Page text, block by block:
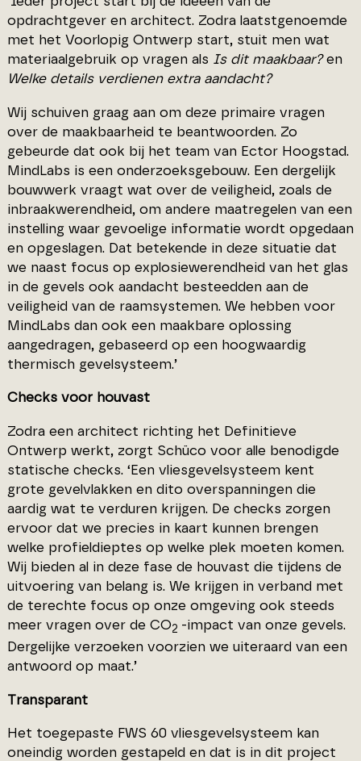
opdrachtgever en architect. Zodra laatstgenoemde
met het Voorlopig Ontwerp start, stuit men wat
materiaalgebruik op vragen als Is dit maakbaar?en
Welke details verdienen extra aandacht?
Wij schuiven graag aan om deze primaire vragen
over de maakbaarheid te beantwoorden. Zo
gebeurde dat ook bij het team van Ector Hoogstad.
MindLabs is een onderzoeksgebouw. Een dergelijk
bouwwerk vraagt wat over de veiligheid, zoals de
inbraakwerendheid, om andere maatregelen van een
instelling waar gevoelige informatie wordt opgedaan
en opgeslagen. Dat betekende in deze situatie dat
we naast focus op explosiewerendheid van het glas
in de gevels ook aandacht besteedden aan de
veiligheid van de raamsystemen. We hebben voor
MindLabs dan ook een maakbare oplossing
aangedragen, gebaseerd op een hoogwaardig
thermisch gevelsysteem.’
Checks voor houvast
Zodra een architect richting het Definitieve
Ontwerp werkt, zorgt Schüco voor alle benodigde
statische checks. ‘Een vliesgevelsysteem kent
grote gevelvlakken en dito overspanningen die
aardig wat te verduren krijgen. De checks zorgen
ervoor dat we precies in kaart kunnen brengen
welke profieldieptes op welke plek moeten komen.
Wij bieden al in deze fase de houvast die tijdens de
uitvoering van belang is. We krijgen in verband met
de terechte focus op onze omgeving ook steeds
meer vragen over de CO2 -impact van onze gevels.
Dergelijke verzoeken voorzien we uiteraard van een
antwoord op maat.’
Transparant
Het toegepaste FWS 60 vliesgevelsysteem kan
oneindig worden gestapeld en dat is in dit project